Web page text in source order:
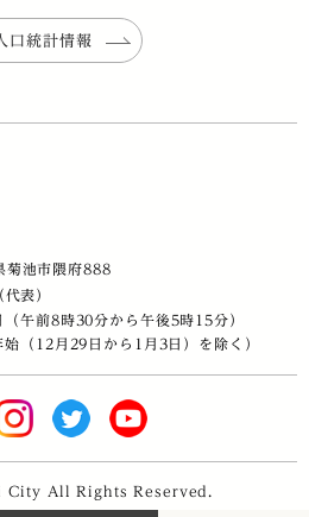
口統計情報
菊池市隈府888
代表）
午前8時30分から午後5時15分）
始（12月29日から1月3日）を除く）
All Rights Reserved.